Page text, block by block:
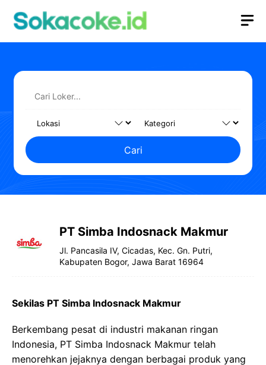
Cari
PT Simba Indosnack Makmur
Jl. Pancasila IV, Cicadas, Kec. Gn. Putri,
Kabupaten Bogor, Jawa Barat 16964
Sekilas PT Simba Indosnack Makmur
Berkembang pesat di industri makanan ringan
Indonesia, PT Simba Indosnack Makmur telah
menorehkan jejaknya dengan berbagai produk yang